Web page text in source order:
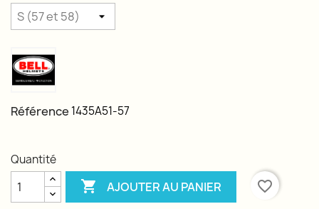
Référence 1435A51-57
Quantité
 AJOUTER AU PANIER
favorite_border